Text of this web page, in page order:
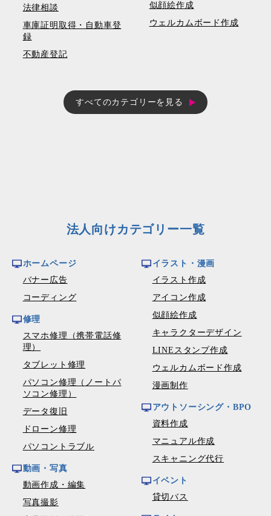
法律相談
車庫証明取得・自動車登
録
不動産登記
似顔絵作成
ウェルカムボード作成
すべてのカテゴリーを見る
法人向けカテゴリー一覧
ホームページ
バナー広告
コーディング
修理
スマホ修理（携帯電話修
理）
タブレット修理
パソコン修理（ノートパ
ソコン修理）
データ復旧
ドローン修理
パソコントラブル
動画・写真
動画作成・編集
写真撮影
イラスト・漫画
イラスト作成
アイコン作成
似顔絵作成
キャラクターデザイン
LINEスタンプ作成
ウェルカムボード作成
漫画制作
アウトソーシング・BPO
資料作成
マニュアル作成
スキャニング代行
イベント
貸切バス